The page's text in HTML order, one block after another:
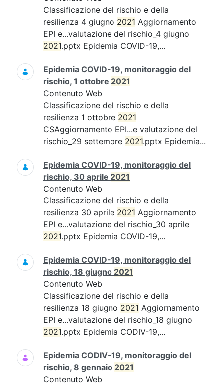
Classificazione del rischio e della
resilienza 4 giugno 2021 Aggiornamento
EPI e...valutazione del rischio_4 giugno
2021.pptx Epidemia COVID-19,...
Epidemia COVID-19, monitoraggio del
rischio, 1 ottobre 2021
Contenuto Web
Classificazione del rischio e della
resilienza 1 ottobre 2021
CSAggiornamento EPI...e valutazione del
rischio_29 settembre 2021.pptx Epidemia...
Epidemia COVID-19, monitoraggio del
rischio, 30 aprile 2021
Contenuto Web
Classificazione del rischio e della
resilienza 30 aprile 2021 Aggiornamento
EPI e...valutazione del rischio_30 aprile
2021.pptx Epidemia COVID-19,...
Epidemia COVID-19, monitoraggio del
rischio, 18 giugno 2021
Contenuto Web
Classificazione del rischio e della
resilienza 18 giugno 2021 Aggiornamento
EPI e...valutazione del rischio_18 giugno
2021.pptx Epidemia CODIV-19,...
Epidemia CODIV-19, monitoraggio del
rischio, 8 gennaio 2021
Contenuto Web